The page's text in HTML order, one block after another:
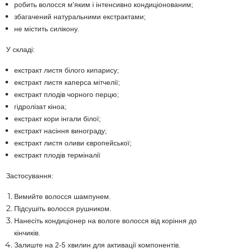
робить волосся м'яким і інтенсивно кондиціонованим;
збагачений натуральними екстрактами;
не містить силікону.
У складі:
екстракт листя білого кипарису;
екстракт листя каперса мітчелії;
екстракт плодів чорного перцю;
гідролізат кіноа;
екстракт кори інгали білої;
екстракт насіння винограду;
екстракт листя оливи європейської;
екстракт плодів терміналії
Застосування:
Вимийте волосся шампунем.
Підсушіть волосся рушником.
Нанесіть кондиціонер на вологе волосся від коріння до
кінчиків.
Залиште на 2-5 хвилин для активації компонентів.